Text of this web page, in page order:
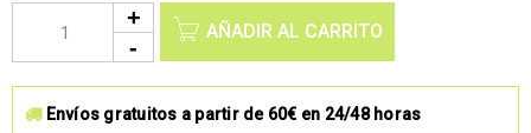
AÑADIR AL CARRITO
Envíos gratuitos a partir de 60€ en 24/48 horas